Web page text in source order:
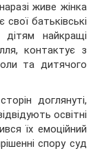
живе жінка
батьківські
дітям найкращі
контактує з
та дитячого
доглянуті,
освітні
їх емоційний
спору суд